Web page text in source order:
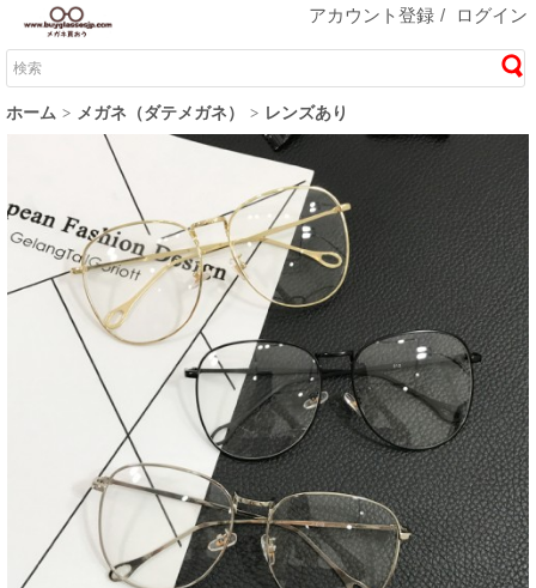
アカウント登録 / ログイン
ホーム メガネ（ダテメガネ） レンズあり